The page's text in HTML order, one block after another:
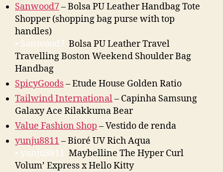
Sanwood7– Bolsa PU Leather Handbag Tote
Shopper (shopping bag purse with top
handles)
• Sanwood7 Bolsa PU Leather Travel
Travelling Boston Weekend Shoulder Bag
Handbag
SpicyGoods– Etude House Golden Ratio
Tailwind International– Capinha Samsung
Galaxy Ace Rilakkuma Bear
Value Fashion Shop – Vestido de renda
yunju8811 – Bioré UV Rich Aqua
• yunju8811 Maybelline The Hyper Curl
Volum’ Express x Hello Kitty